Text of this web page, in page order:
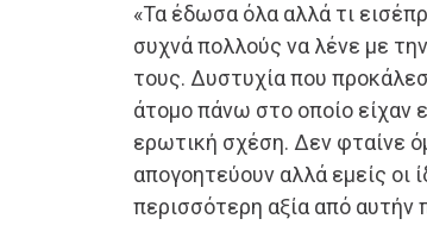
«Τα έδωσα όλα αλλά τι
συχνά πολλούς να λένε με
τους. Δυστυχία που
άτομο πάνω στο οποίο είχαν
ερωτική σχέση. Δεν φταίνε
απογοητεύουν αλλά εμείς οι
περισσότερη αξία από αυτήν